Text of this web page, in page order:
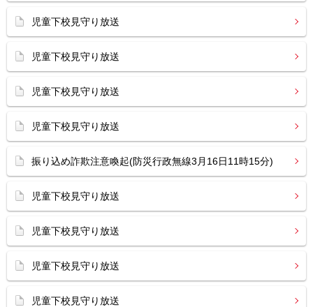
児童下校見守り放送
児童下校見守り放送
児童下校見守り放送
児童下校見守り放送
振り込め詐欺注意喚起(防災行政無線3月16日11時15分)
児童下校見守り放送
児童下校見守り放送
児童下校見守り放送
児童下校見守り放送